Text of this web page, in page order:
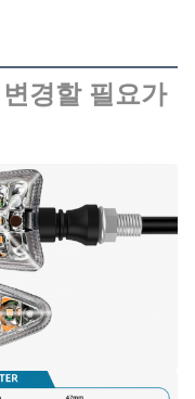
경할 필요가